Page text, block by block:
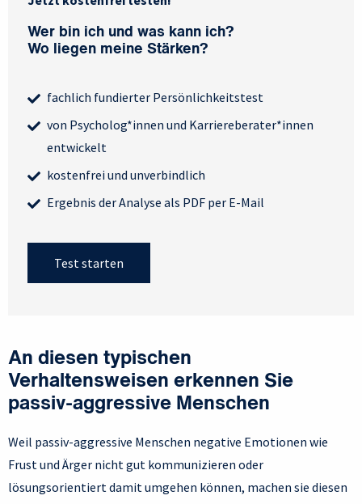
Wer bin ich und was kann ich?
Wo liegen meine Stärken?
fachlich fundierter Persönlichkeitstest
von Psycholog*innen und Karriereberater*innen
entwickelt
kostenfrei und unverbindlich
Ergebnis der Analyse als PDF per E-Mail
Test starten
An diesen typischen
Verhaltensweisen erkennen Sie
passiv-aggressive Menschen
Weil passiv-aggressive Menschen negative Emotionen wie
Frust und Ärger nicht gut kommunizieren oder
lösungsorientiert damit umgehen können, machen sie diesen